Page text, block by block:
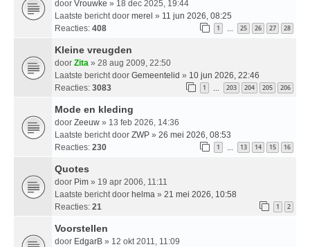
door Vrouwke » 18 dec 2025, 19:44
Laatste bericht door merel » 11 jun 2026, 08:25
Reacties: 408 1 … 25 26 27 28
Kleine vreugden
door Zita » 28 aug 2009, 22:50
Laatste bericht door Gemeentelid » 10 jun 2026, 22:46
Reacties: 3083 1 … 203 204 205 206
Mode en kleding
door Zeeuw » 13 feb 2026, 14:36
Laatste bericht door ZWP » 26 mei 2026, 08:53
Reacties: 230 1 … 13 14 15 16
Quotes
door Pim » 19 apr 2006, 11:11
Laatste bericht door helma » 21 mei 2026, 10:58
Reacties: 21 1 2
Voorstellen
door EdgarB » 12 okt 2011, 11:09